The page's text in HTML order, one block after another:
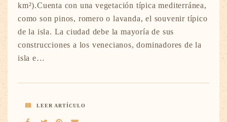
km²).Cuenta con una vegetación típica mediterránea,
como son pinos, romero o lavanda, el souvenir típico
de la isla. La ciudad debe la mayoría de sus
construcciones a los venecianos, dominadores de la
isla e…
LEER ARTÍCULO